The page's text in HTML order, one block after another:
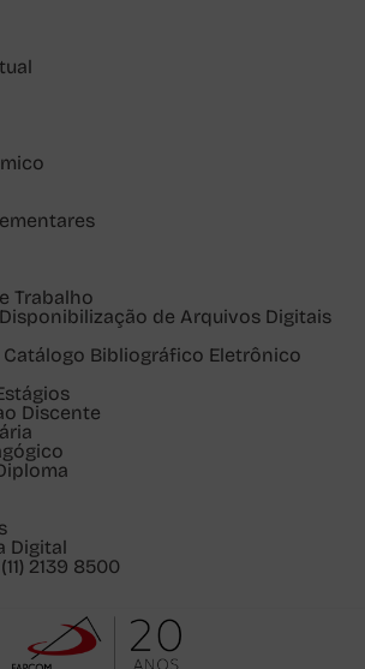
Trabalho
de Arquivos Digitais
Bibliográfico Eletrônico
Discente
Digital
(11) 2139 8500